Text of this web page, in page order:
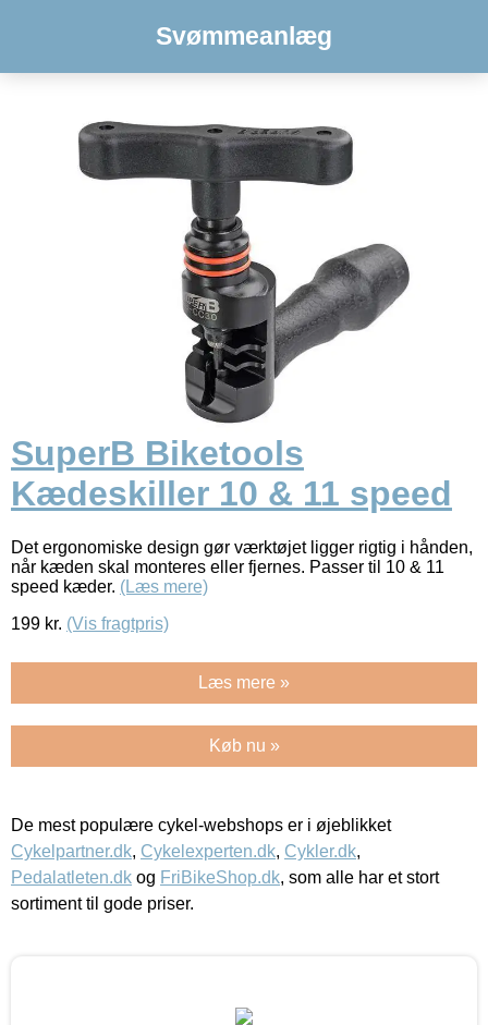
Svømmeanlæg
SuperB Biketools
Kædeskiller 10 & 11 speed
Det ergonomiske design gør værktøjet ligger rigtig i hånden,
når kæden skal monteres eller fjernes. Passer til 10 & 11
speed kæder. (Læs mere)
199 kr. (Vis fragtpris)
Læs mere »
Køb nu »
De mest populære cykel-webshops er i øjeblikket
Cykelpartner.dk, Cykelexperten.dk, Cykler.dk,
Pedalatleten.dk og FriBikeShop.dk, som alle har et stort
sortiment til gode priser.